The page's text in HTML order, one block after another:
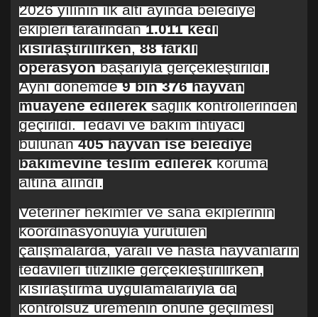
2026 yılının ilk altı ayında belediye
ekipleri tarafından1.011 kedi
kısırlaştırılırken,88 farklı
operasyonbaşarıyla gerçekleştirildi.
Aynı dönemde9 bin 376 hayvan
muayene edilereksağlık kontrollerinden
geçirildi. Tedavi ve bakım ihtiyacı
bulunan405 hayvan ise belediye
bakımevine teslim edilerekkoruma
altına alındı.
Veteriner hekimler ve saha ekiplerinin
koordinasyonuyla yürütülen
çalışmalarda, yaralı ve hasta hayvanların
tedavileri titizlikle gerçekleştirilirken,
kısırlaştırma uygulamalarıyla da
kontrolsüz üremenin önüne geçilmesi